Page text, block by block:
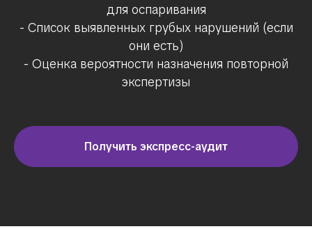
для оспаривания
- Список выявленных грубых нарушений (если
они есть)
- Оценка вероятности назначения повторной
экспертизы
Получить экспресс-аудит